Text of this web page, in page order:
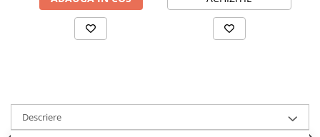
Descriere